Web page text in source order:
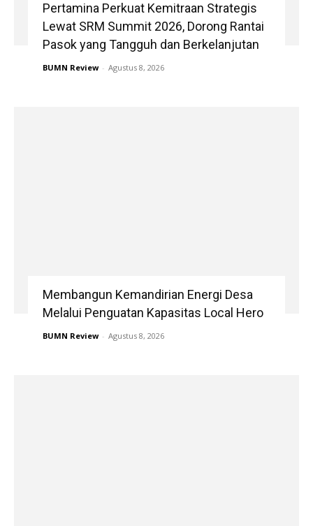
Pertamina Perkuat Kemitraan Strategis
Lewat SRM Summit 2026, Dorong Rantai
Pasok yang Tangguh dan Berkelanjutan
BUMN Review - Agustus 8, 2026
Membangun Kemandirian Energi Desa
Melalui Penguatan Kapasitas Local Hero
BUMN Review - Agustus 8, 2026